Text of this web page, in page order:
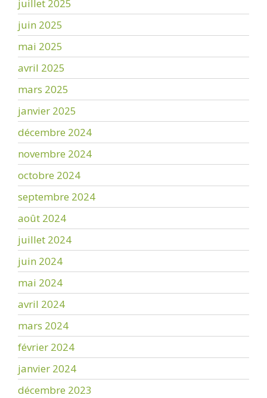
juillet 2025
juin 2025
mai 2025
avril 2025
mars 2025
janvier 2025
décembre 2024
novembre 2024
octobre 2024
septembre 2024
août 2024
juillet 2024
juin 2024
mai 2024
avril 2024
mars 2024
février 2024
janvier 2024
décembre 2023